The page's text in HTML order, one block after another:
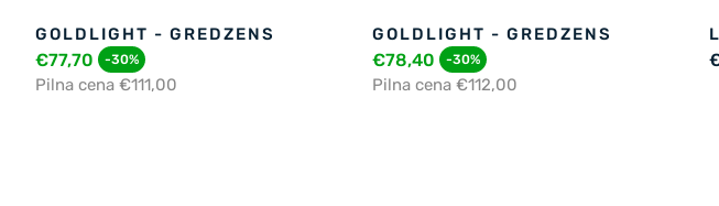
GOLDLIGHT - GREDZENS
€77,70 -30%
Pilna cena €111,00
GOLDLIGHT - GREDZENS
€78,40 -30%
Pilna cena €112,00